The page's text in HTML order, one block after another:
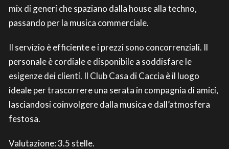
mix di generi che spaziano dalla house alla techno,
passando per la musica commerciale.
Il servizio è efficiente e i prezzi sono concorrenziali. Il
personale è cordiale e disponibile a soddisfare le
esigenze dei clienti. Il Club Casa di Caccia è il luogo
ideale per trascorrere una serata in compagnia di amici,
lasciandosi coinvolgere dalla musica e dall’atmosfera
festosa.
Valutazione: 3.5 stelle.